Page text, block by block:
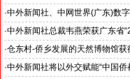
·中外新闻社、中网世界(广东)数
·中外新闻社总裁韦燕荣获广东省
·仓东村-侨乡发展的天然博物馆获
--中外新闻社参加海外华文媒体
·中外新闻社将以外交赋能“中国